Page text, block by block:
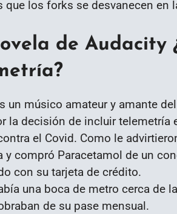
que los forks se desvanecen en
de Audacity
un músico amateur y amante
la decisión de incluir telemetría
el Covid. Como le
y compró Paracetamol de un
con su tarjeta de crédito.
una boca de metro cerca de
de su pase mensual.